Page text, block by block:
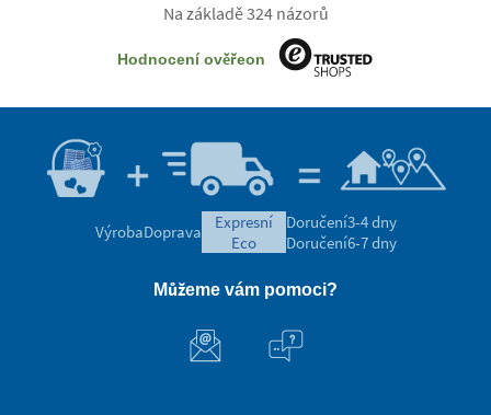
Na základě 324 názorů
Hodnocení ověřeon
VýrobaDoprava
expresní
eco
Doručení3-4 dny
Doručení6-7 dny
Můžeme vám pomoci?